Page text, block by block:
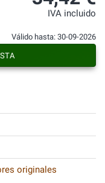
originales
IVA incluido
Válido hasta: 30-09-2026